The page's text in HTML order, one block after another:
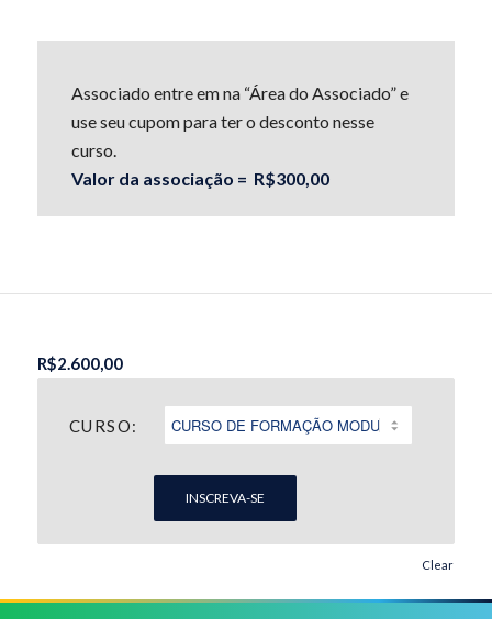
Associado entre em na “Área do Associado” e
use seu cupom para ter o desconto nesse
curso.
Valor da associação = R$300,00
R$2.600,00
CURSO:
Clear
INSCREVA-SE